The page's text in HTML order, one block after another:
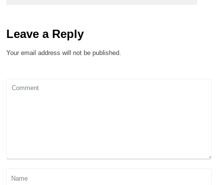
Leave a Reply
Your email address will not be published.